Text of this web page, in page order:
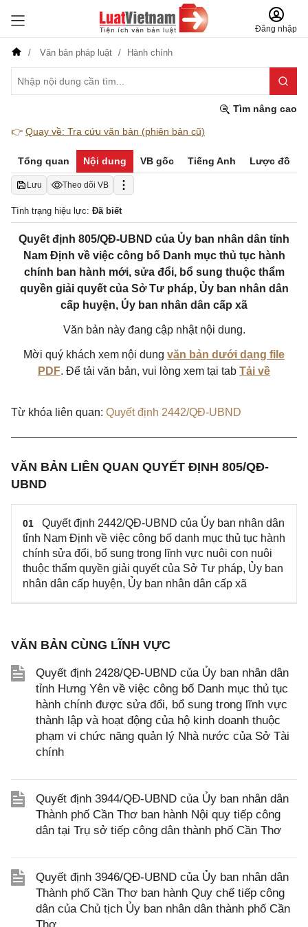
Đăng nhập
Văn bản pháp luật Hành chính
Tìm nâng cao
👉 Quay về: Tra cứu văn bản (phiên bản cũ)
Tổng quan Nội dung VB gốc Tiếng Anh Lược đồ
Lưu Theo dõi VB
Tình trạng hiệu lực: Đã biết
Quyết định 805/QĐ-UBND của Ủy ban nhân dân tỉnh
Nam Định về việc công bố Danh mục thủ tục hành
chính ban hành mới, sửa đổi, bổ sung thuộc thẩm
quyền giải quyết của Sở Tư pháp, Ủy ban nhân dân
cấp huyện, Ủy ban nhân dân cấp xã
Văn bản này đang cập nhật nội dung.
Mời quý khách xem nội dung văn bản dưới dạng file
PDF. Để tải văn bản, vui lòng xem tại tab Tải về
Từ khóa liên quan: Quyết định 2442/QĐ-UBND
VĂN BẢN LIÊN QUAN QUYẾT ĐỊNH 805/QĐ-
UBND
01
Quyết định 2442/QĐ-UBND của Ủy ban nhân dân
tỉnh Nam Định về việc công bố danh mục thủ tục hành
chính sửa đổi, bổ sung trong lĩnh vực nuôi con nuôi
thuộc thẩm quyền giải quyết của Sở Tư pháp, Ủy ban
nhân dân cấp huyện, Ủy ban nhân dân cấp xã
VĂN BẢN CÙNG LĨNH VỰC
Quyết định 2428/QĐ-UBND của Ủy ban nhân dân
tỉnh Hưng Yên về việc công bố Danh mục thủ tục
hành chính được sửa đổi, bổ sung trong lĩnh vực
thành lập và hoạt động của hộ kinh doanh thuộc
phạm vi chức năng quản lý Nhà nước của Sở Tài
chính
Quyết định 3944/QĐ-UBND của Ủy ban nhân dân
Thành phố Cần Thơ ban hành Nội quy tiếp công
dân tại Trụ sở tiếp công dân thành phố Cần Thơ
Quyết định 3946/QĐ-UBND của Ủy ban nhân dân
Thành phố Cần Thơ ban hành Quy chế tiếp công
dân của Chủ tịch Ủy ban nhân dân thành phố Cần